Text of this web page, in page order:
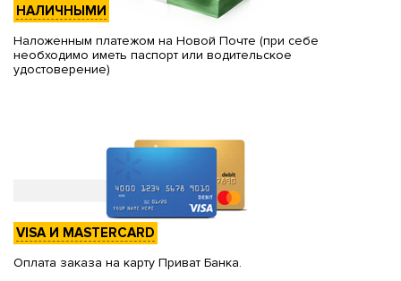
НАЛИЧНЫМИ
Наложенным платежом на Новой Почте (при себе
необходимо иметь паспорт или водительское
удостоверение)
VISA И MASTERCARD
Оплата заказа на карту Приват Банка.